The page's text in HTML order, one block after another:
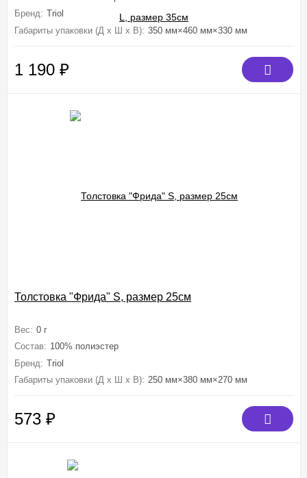
Бренд: Triol
Габариты упаковки (Д х Ш х В): 350 мм×460 мм×330 мм
1 190 ₽
Толстовка "Фрида" S, размер 25см
Вес: 0 г
Состав: 100% полиэстер
Бренд: Triol
Габариты упаковки (Д х Ш х В): 250 мм×380 мм×270 мм
573 ₽